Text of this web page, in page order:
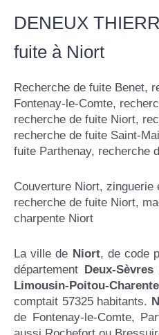
DENEUX
fuite à Niort
Recherche de fuite Benet,
Fontenay-le-Comte,
recherche de fuite Niort,
recherche de fuite Saint-
fuite Parthenay, recherche
Couverture Niort, zinguerie
recherche de fuite Niort,
charpente Niort
La ville de Niort, de code
département Deux-Sèvres
Limousin-Poitou-
comptait 57325 habitants.
de Fontenay-le-Comte,